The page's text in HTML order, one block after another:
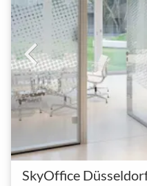
SkyOffice